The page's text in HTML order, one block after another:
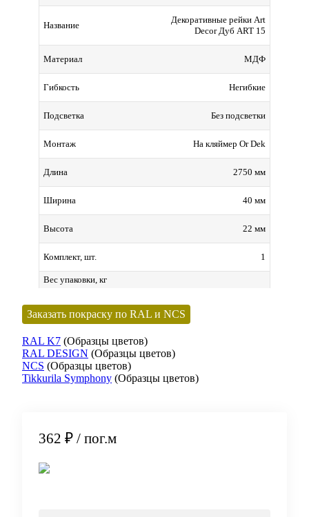
Название
Декоративные рейки Art
Decor Дуб ART 15
Материал МДФ
Гибкость Негибкие
Подсветка Без подсветки
Монтаж На кляймер Or Dek
Длина 2750 мм
Ширина 40 мм
Высота 22 мм
Комплект, шт. 1
Вес упаковки, кг
Заказать покраску по RAL и NCS
RAL K7 (Образцы цветов)
RAL DESIGN (Образцы цветов)
NCS (Образцы цветов)
Tikkurila Symphony (Образцы цветов)
362 ₽ / пог.м